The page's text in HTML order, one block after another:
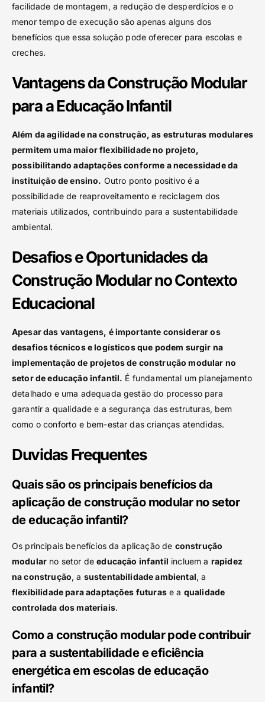
facilidade de montagem, a redução de desperdícios e o
menor tempo de execução são apenas alguns dos
benefícios que essa solução pode oferecer para escolas e
creches.
Vantagens da Construção Modular
para a Educação Infantil
Além da agilidade na construção, as estruturas modulares
permitem uma maior flexibilidade no projeto,
possibilitando adaptações conforme a necessidade da
instituição de ensino. Outro ponto positivo é a
possibilidade de reaproveitamento e reciclagem dos
materiais utilizados, contribuindo para a sustentabilidade
ambiental.
Desafios e Oportunidades da
Construção Modular no Contexto
Educacional
Apesar das vantagens, é importante considerar os
desafios técnicos e logísticos que podem surgir na
implementação de projetos de construção modular no
setor de educação infantil. É fundamental um planejamento
detalhado e uma adequada gestão do processo para
garantir a qualidade e a segurança das estruturas, bem
como o conforto e bem-estar das crianças atendidas.
Duvidas Frequentes
Quais são os principais benefícios da
aplicação de construção modular no setor
de educação infantil?
Os principais benefícios da aplicação de construção
modular no setor deeducação infantil incluem a rapidez
na construção, a sustentabilidade ambiental, a
flexibilidade para adaptações futurase a qualidade
controlada dos materiais.
Como a construção modular pode contribuir
para a sustentabilidade e eficiência
energética em escolas de educação
infantil?